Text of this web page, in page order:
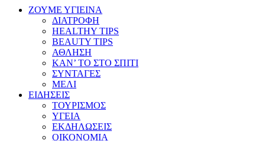
ΖΟΥΜΕ ΥΓΙΕΙΝΑ
ΔΙΑΤΡΟΦΗ
HEALTHY TIPS
BEAUTY TIPS
ΑΘΛΗΣΗ
ΚΑΝ’ ΤΟ ΣΤΟ ΣΠΙΤΙ
ΣΥΝΤΑΓΕΣ
ΜΕΛΙ
ΕΙΔΗΣΕΙΣ
ΤΟΥΡΙΣΜΟΣ
ΥΓΕΙΑ
ΕΚΔΗΛΩΣΕΙΣ
ΟΙΚΟΝΟΜΙΑ